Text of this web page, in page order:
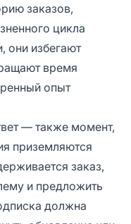
заказов,
цикла
они избегают
время
опыт
— также момент,
приземляются
заказ,
и предложить
должна